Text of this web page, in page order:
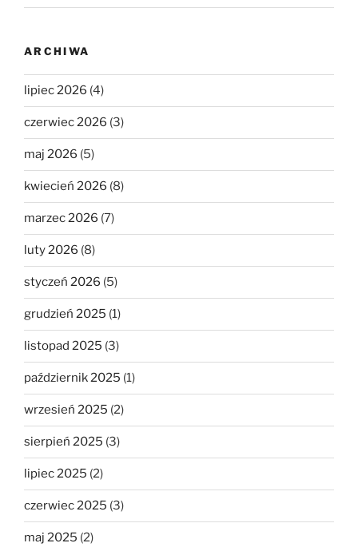
ARCHIWA
lipiec 2026 (4)
czerwiec 2026 (3)
maj 2026 (5)
kwiecień 2026 (8)
marzec 2026 (7)
luty 2026 (8)
styczeń 2026 (5)
grudzień 2025 (1)
listopad 2025 (3)
październik 2025 (1)
wrzesień 2025 (2)
sierpień 2025 (3)
lipiec 2025 (2)
czerwiec 2025 (3)
maj 2025 (2)